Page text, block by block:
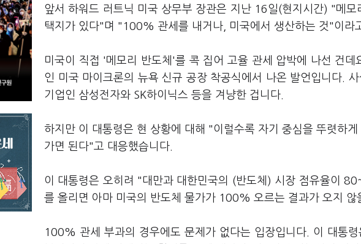
앞서 하워드 러트닉 미국 상무부 장관은 지난 16일(현지시간) "메
택지가 있다"며 "100% 관세를 내거나, 미국에서 생산하는 것"이라
미국이 직접 '메모리 반도체'를 콕 집어 고율 관세 압박에 나선 건
인 미국 마이크론의 뉴욕 신규 공장 착공식에서 나온 발언입니다.
기업인 삼성전자와 SK하이닉스 등을 겨냥한 겁니다.
하지만 이 대통령은 현 상황에 대해 "이럴수록 자기 중심을 뚜렷하
가면 된다"고 대응했습니다.
이 대통령은 오히려 "대만과 대한민국의 (반도체) 시장 점유율이
를 올리면 아마 미국의 반도체 물가가 100% 오르는 결과가 오지 않
100% 관세 부과의 경우에도 문제가 없다는 입장입니다. 이 대통